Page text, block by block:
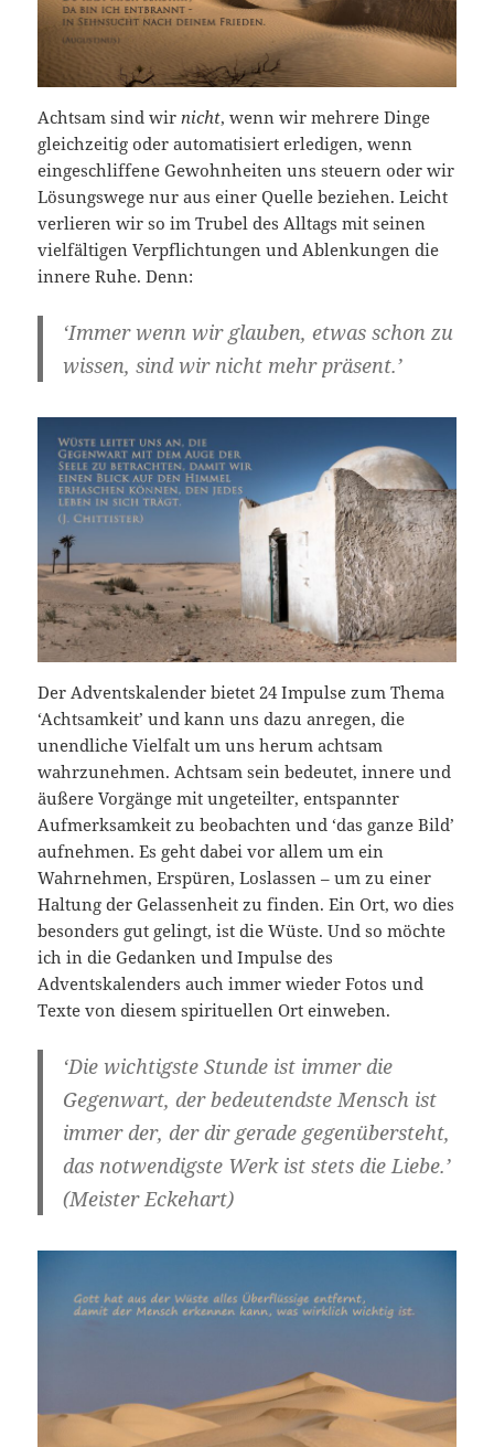
Achtsam sind wirnicht, wenn wir mehrere Dinge
gleichzeitig oder automatisiert erledigen, wenn
eingeschliffene Gewohnheiten uns steuern oder wir
Lösungswege nur aus einer Quelle beziehen. Leicht
verlieren wir so im Trubel des Alltags mit seinen
vielfältigen Verpflichtungen und Ablenkungen die
innere Ruhe. Denn:
‘Immer wenn wir glauben, etwas schon zu
wissen, sind wir nicht mehr präsent.’
Der Adventskalender bietet 24 Impulse zum Thema
‘Achtsamkeit’ und kann uns dazu anregen, die
unendliche Vielfalt um uns herum achtsam
wahrzunehmen. Achtsam sein bedeutet, innere und
äußere Vorgänge mit ungeteilter, entspannter
Aufmerksamkeit zu beobachten und ‘das ganze Bild’
aufnehmen. Es geht dabei vor allem um ein
Wahrnehmen, Erspüren, Loslassen – um zu einer
Haltung der Gelassenheit zu finden. Ein Ort, wo dies
besonders gut gelingt, ist die Wüste. Und so möchte
ich in die Gedanken und Impulse des
Adventskalenders auch immer wieder Fotos und
Texte von diesem spirituellen Ort einweben.
‘Die wichtigste Stunde ist immer die
Gegenwart, der bedeutendste Mensch ist
immer der, der dir gerade gegenübersteht,
das notwendigste Werk ist stets die Liebe.’
(Meister Eckehart)